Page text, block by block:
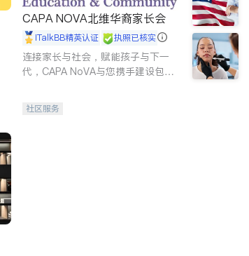
CAPA NOVA北维华裔家长会
iTalkBB精英认证 执照已核实
连接家长与社会，赋能孩子与下一
代，CAPA NoVA与您携手建设包
社区服务